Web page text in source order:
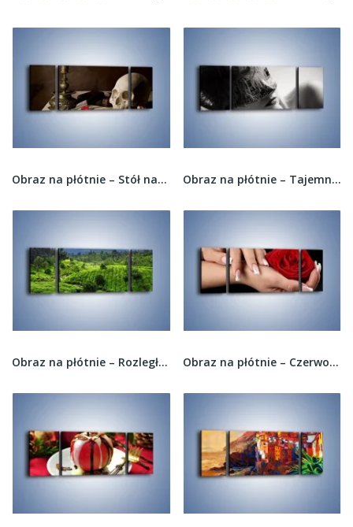
Obraz na płótnie – Stół naukowca i gerber –... Obraz na płótnie – Tajemniczość w kobiecym...
Obraz na płótnie – Rozległa zielona kraina –... Obraz na płótnie – Czerwona róża w dłoni –...